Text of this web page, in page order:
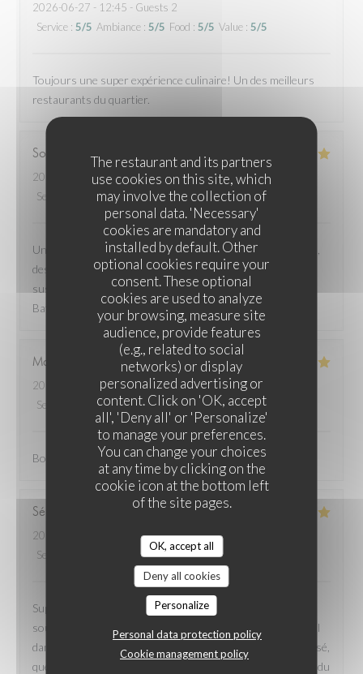
The restaurant and its partners
use cookies on this site, which
may involve the collection of
personal data. 'Necessary'
cookies are mandatory and
installed by default. Other
optional cookies require your
consent. These optional
cookies are used to analyze
your browsing, measure site
audience, provide features
(e.g., related to social
networks) or display
personalized advertising or
content. Click on 'OK, accept
all', 'Deny all' or 'Personalize'
to manage your preferences.
You can change your choices
at any time by clicking on the
cookie icon at the bottom left
of the site pages.
OK, accept all
Deny all cookies
Personalize
Personal data protection policy
Cookie management policy
2026-06-27 - 12:45 - Guests 2
Service : 5/5 Ambiance : 5/5 Food : 5/5 Value : 5/5
Toujours une super expérience culinaire! Un des meilleurs
restaurants du quartier.
Sophie
2026-06-21
- 12:00 - Guests 3
Service
Ambiance: 5/5 Food :4 /5 Value: 4/5
Une très bonne adresse pour un brunch le dimanche matin,
des produits de qualité, un repas copieux et équilibré. Et en
sus, la terrasse-ex-parking-post-covid la plus jolie des
Batignolles à l'ombre d'un érable et de deux oliviers.
Marjorie
2026-06-13
- 20:30 - Guests 2
Service
Ambiance: 5/5 Food : 5/5 Value: 5/5
Bon restaurant, assiettes copieuses, belle présentation
Sébastien
2026-06-14
- 11:30 - Guests 2
Service
Ambiance:4/5 Food:5/5 Value
Super moment! Service au top, super gentil, serviable,
souriant, malgré certains clients peu commodes. Et un régal
dans l’assiette. Des plats assez simples mais très bien réalisé,
que ce soit les accras ou les viennoiseries. Bravo à l’équipe du